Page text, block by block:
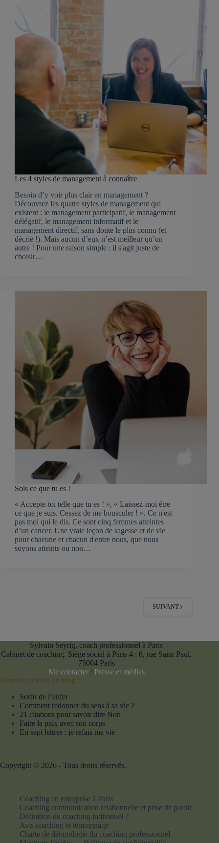
Les 4 styles de management à connaître
Besoin d’y voir plus clair en management ?
Découvrez les quatre styles de management qui
existent : le management participatif, le management
délégatif, le management informatif et le
management directif, sans doute le plus connu (et
décrié !). Mais aucun d’eux n’est meilleur qu’un
autre ! Pour une raison simple : il s'agit juste de
choisir…
Sois ce que tu es !
« Accepte-toi telle que tu es ! », « Laissez-moi être
ce que je suis. Cessez de me bousculer ! ». Ce n'est
pas moi qui le dis. Ce sont cinq femmes atteintes
d’un cancer. Une vraie leçon de sagesse et de vie
pour chacune et chacun d'entre nous, que nous
soyons atteints ou non…
SUIVANT
Sylvain Seyrig, coach professionnel à Paris
Cabinet de coaching. Siège social à Paris 4 : 6, rue Saint Paul,
75004 Paris
Me contacter/ Presse et médias
Derniers articles du blog :
Sortir de l’enfer
Comment redonner du sens à sa vie ?
21 citations pour savoir dire Non
Faire la paix avec son corps
En sept lettres : je refais ma vie
Copyright © 2026 - Tous droits réservés.
Coaching en entreprise à Paris
Coaching communication relationnelle et prise de parole
Définition du coaching individuel ?
Avis coaching et témoignage
Charte de déontologie du coaching professionnel